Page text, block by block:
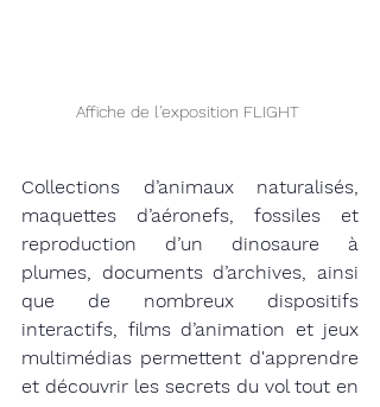
Affiche de l'exposition FLIGHT
Collections d’animaux naturalisés,
maquettes d’aéronefs, fossiles et
reproduction d’un dinosaure à
plumes, documents d’archives, ainsi
que de nombreux dispositifs
interactifs, films d’animation et jeux
multimédias permettent d'apprendre
et découvrir les secrets du vol tout en